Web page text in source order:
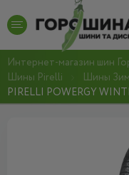
Интернет-магазин шин
Шины Pirelli
Шины
PIRELLI POWERGY